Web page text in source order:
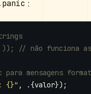
:
{}" , .{valor});